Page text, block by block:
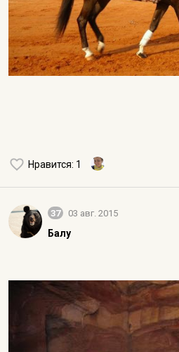
Нравится: 1
37 03 авг. 2015
Балу